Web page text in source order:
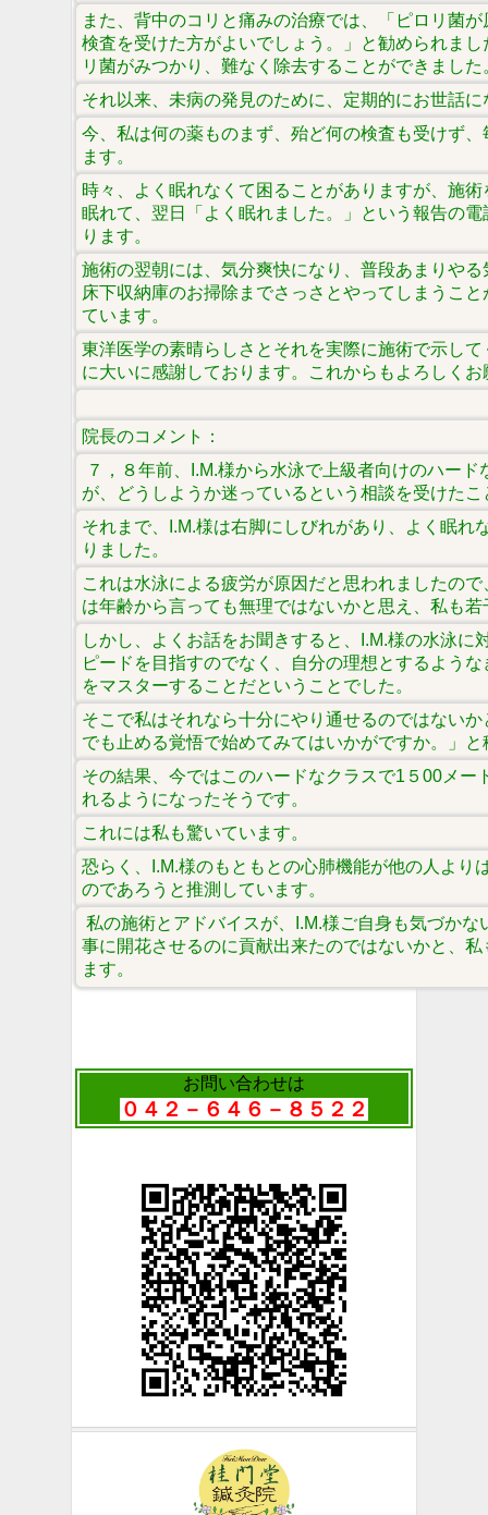
また、背中のコリと痛みの治療では、「ピロリ菌
検査を受けた方がよいでしょう。」と勧められま
リ菌がみつかり、難なく除去することができました
それ以来、未病の発見のために、定期的にお世話
今、私は何の薬ものまず、殆ど何の検査も受けず
ます。
時々、よく眠れなくて困ることがありますが、施
眠れて、翌日「よく眠れました。」という報告の
ります。
施術の翌朝には、気分爽快になり、普段あまりや
床下収納庫のお掃除までさっさとやってしまうこ
ています。
東洋医学の素晴らしさとそれを実際に施術で示し
に大いに感謝しております。これからもよろしく
院長のコメント：
７，８年前、I.M.様から水泳で上級者向けのハー
が、どうしようか迷っているという相談を受けた
それまで、I.M.様は右脚にしびれがあり、よく眠れ
りました。
これは水泳による疲労が原因だと思われましたの
は年齢から言っても無理ではないかと思え、私も
しかし、よくお話をお聞きすると、I.M.様の水泳に
ピードを目指すのでなく、自分の理想とするよう
をマスターすることだということでした。
そこで私はそれなら十分にやり通せるのではない
でも止める覚悟で始めてみてはいかがですか。」
その結果、今ではこのハードなクラスで1５00メー
れるようになったそうです。
これには私も驚いています。
恐らく、I.M.様のもともとの心肺機能が他の人より
のであろうと推測しています。
私の施術とアドバイスが、I.M.様ご自身も気づかな
事に開花させるのに貢献出来たのではないかと、
ます。
お問い合わせは
０４２－６４６－８５２２